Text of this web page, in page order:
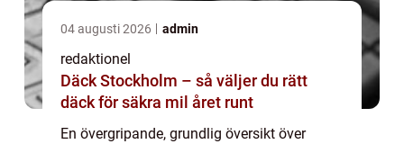
04 augusti 2026 admin
redaktionel
Däck Stockholm – så väljer du rätt
däck för säkra mil året runt
En övergripande, grundlig översikt över